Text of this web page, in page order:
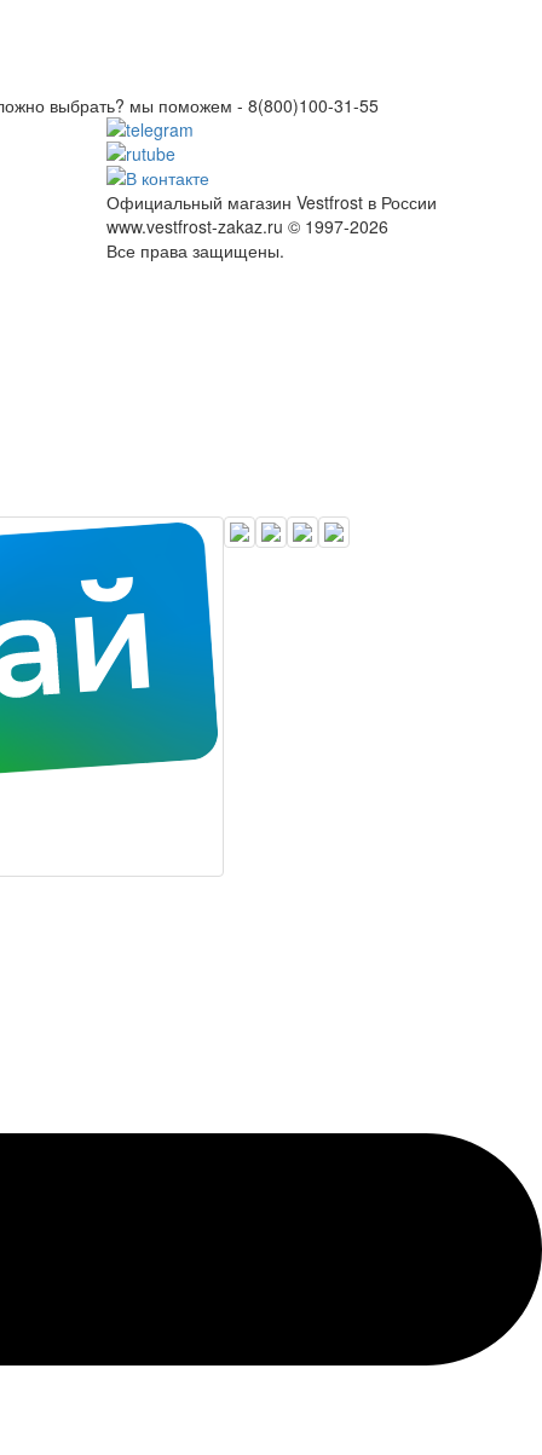
выбрать? мы поможем - 8(800)100-31-55
Официальный магазин Vestfrost в России
www.vestfrost-zakaz.ru © 1997-2026
Все права защищены.